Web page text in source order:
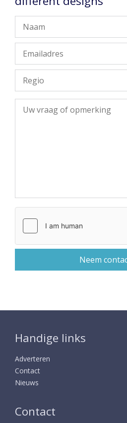
Handige links
Adverteren
Contact
Nieuws
Contact